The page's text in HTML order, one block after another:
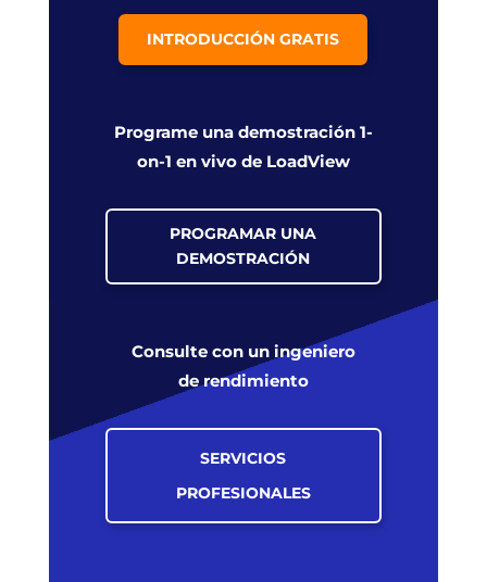
INTRODUCCIÓN GRATIS
Programe una demostración 1-
on-1 en vivo de LoadView
PROGRAMAR UNA
DEMOSTRACIÓN
Consulte con un ingeniero
de rendimiento
SERVICIOS
PROFESIONALES